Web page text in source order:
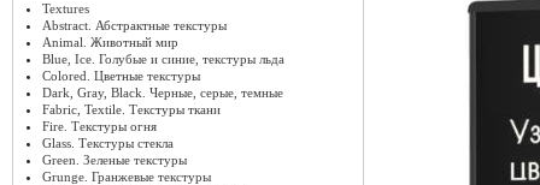
Textures
Abstract. Абстрактные текстуры
Animal. Животный мир
Blue, Ice. Голубые и синие, текстуры льда
Colored. Цветные текстуры
Dark, Gray, Black. Черные, серые, темные
Fabric, Textile. Текстуры ткани
Fire. Текстуры огня
Glass. Текстуры стекла
Green. Зеленые текстуры
Grunge. Гранжевые текстуры